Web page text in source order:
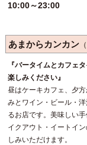
10:00～23:00
あまからカンカン
『バータイムとカフェ
楽しみください』
昼はケーキカフェ、夕
みとワイン・ビール・
るお店です。美味しい
イクアウト・イートイ
しみいただけます。